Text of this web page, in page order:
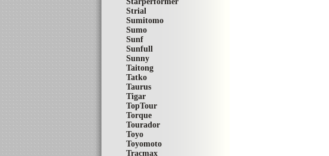
Strial
Sumitomo
Sumo
Sunf
Sunfull
Sunny
Taitong
Tatko
Taurus
Tigar
TopTour
Torque
Tourador
Toyo
Toyomoto
Tracmax